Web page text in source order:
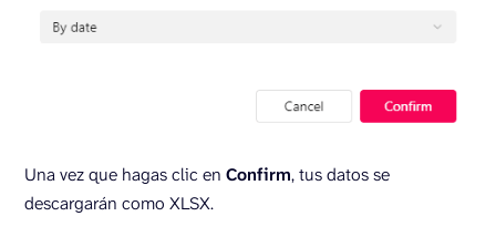
Una vez que hagas clic en Confirm, tus datos se
descargarán como XLSX.